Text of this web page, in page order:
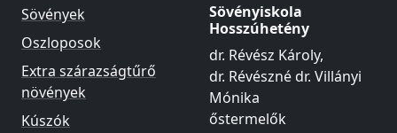
Sövények
Oszloposok
Extra szárazságtűrő
növények
Kúszók
Sövényiskola
Hosszúhetény
dr. Révész Károly,
dr. Révészné dr. Villányi
Mónika
őstermelők